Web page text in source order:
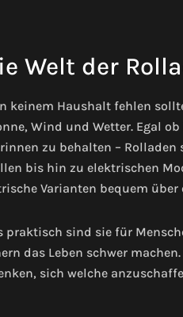
Welt der
keinem Haushalt fehlen
Wind und Wetter. Egal
zu behalten –
bis hin zu elektrischen
Varianten bequem über
sind sie für
das Leben schwer
sich welche